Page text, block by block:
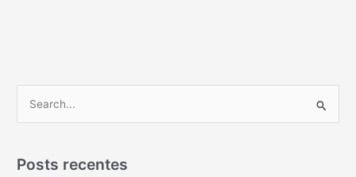
a
CNH
nacional
q
Posts recentes